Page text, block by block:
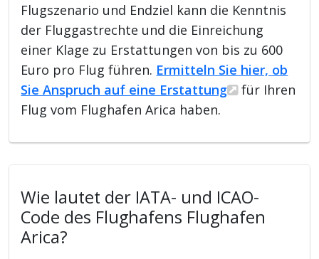
Flugszenario und Endziel kann die Kenntnis
der Fluggastrechte und die Einreichung
einer Klage zu Erstattungen von bis zu 600
Euro pro Flug führen. Ermitteln Sie hier, ob
Sie Anspruch auf eine Erstattung
für Ihren
Flug vom Flughafen Arica haben.
Wie lautet der IATA- und ICAO-
Code des Flughafens Flughafen
Arica?